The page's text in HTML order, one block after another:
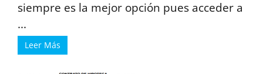
siempre es la mejor opción pues acceder a
...
Leer Más